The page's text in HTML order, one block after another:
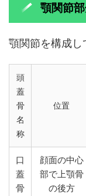
顎関節
顎関節を構成
頭
蓋
骨
名
称
位置
口
蓋
骨
顔面の中心
部で上顎骨
の後方